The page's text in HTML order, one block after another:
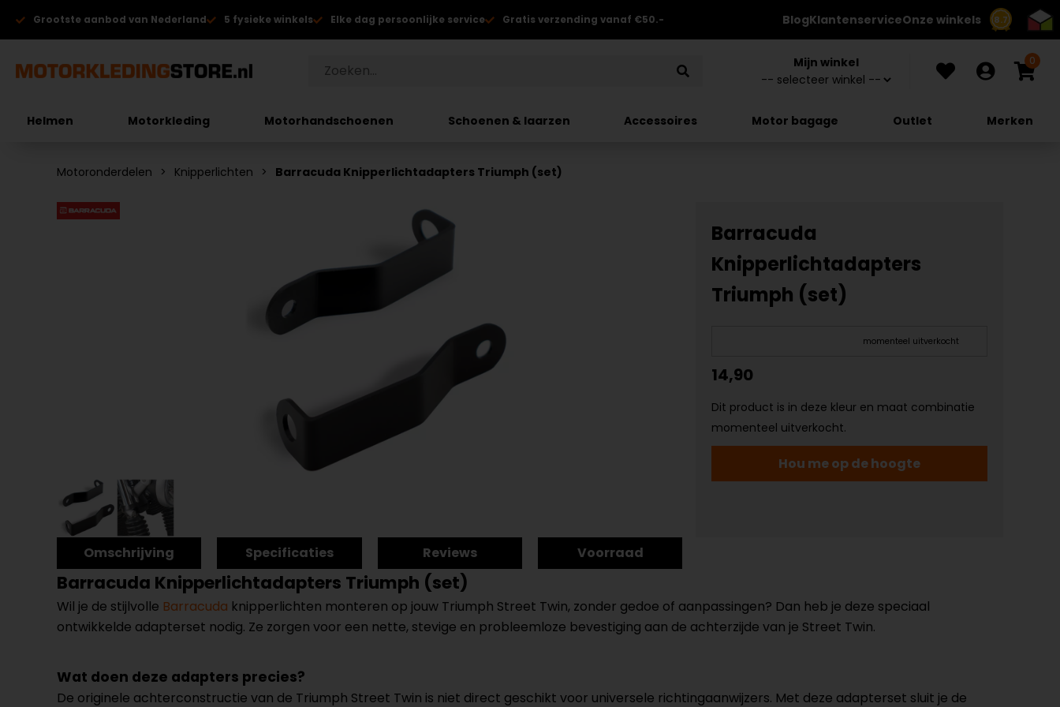
8.7
Grootste aanbod van Nederland 5 fysieke winkels Elke dag persoonlijke service Gratis verzending vanaf €50.- BlogKlantenserviceOnze winkels
Mijn winkel 0
Helmen Motorkleding Motorhandschoenen Schoenen & laarzen Accessoires Motor bagage Outlet Merken
Motoronderdelen Knipperlichten Barracuda Knipperlichtadapters Triumph (set)
Barracuda
Knipperlichtadapters
Triumph (set)
momenteel uitverkocht
14,90
Dit product is in deze kleur en maat combinatie
momenteel uitverkocht.
Hou me op de hoogte
Omschrijving Specificaties Reviews Voorraad
Barracuda Knipperlichtadapters Triumph (set)
Wil je de stijlvolle Barracuda knipperlichten monteren op jouw Triumph Street Twin, zonder gedoe of aanpassingen? Dan heb je deze speciaal
ontwikkelde adapterset nodig. Ze zorgen voor een nette, stevige en probleemloze bevestiging aan de achterzijde van je Street Twin.
Wat doen deze adapters precies?
De originele achterconstructie van de Triumph Street Twin is niet direct geschikt voor universele richtingaanwijzers. Met deze adapterset sluit je de